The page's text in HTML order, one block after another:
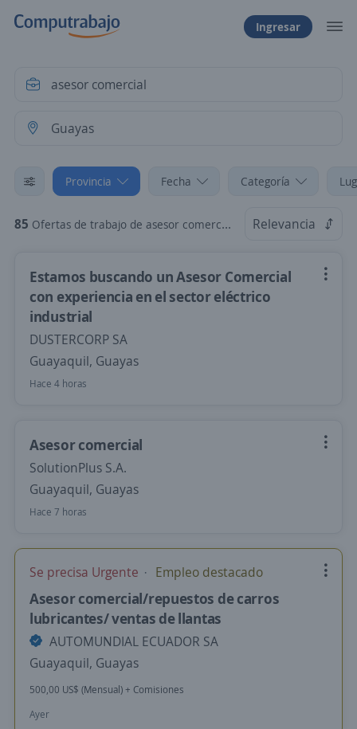
Ingresar
Provincia Fecha Categoría
85 Ofertas de trabajo de asesor comercial en Guayas Relevancia
Estamos buscando un Asesor Comercial
con experiencia en el sector eléctrico
industrial
DUSTERCORP SA
Guayaquil, Guayas
Hace 4 horas
Asesor comercial
SolutionPlus S.A.
Guayaquil, Guayas
Hace 7 horas
Se precisa Urgente Empleo destacado
Asesor comercial/repuestos de carros
lubricantes/ ventas de llantas
AUTOMUNDIAL ECUADOR SA
Guayaquil, Guayas
500,00 US$ (Mensual) + Comisiones
Ayer